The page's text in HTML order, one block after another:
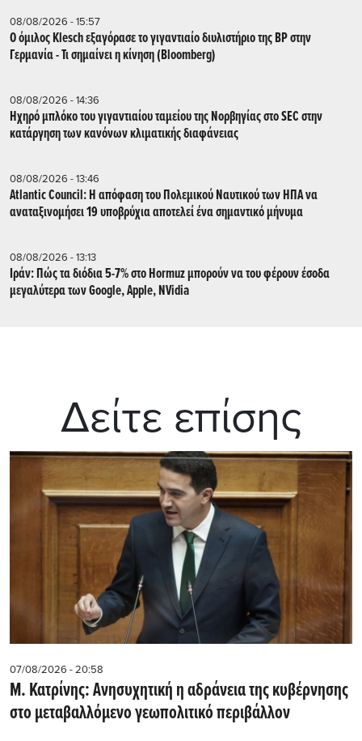
08/08/2026 - 15:57
Ο όμιλος Klesch εξαγόρασε το γιγαντιαίο διυλιστήριο της BP στην
Γερμανία - Τι σημαίνει η κίνηση (Βloomberg)
08/08/2026 - 14:36
Ηχηρό μπλόκο του γιγαντιαίου ταμείου της Νορβηγίας στο SEC στην
κατάργηση των κανόνων κλιματικής διαφάνειας
08/08/2026 - 13:46
Atlantic Council: Η απόφαση του Πολεμικού Ναυτικού των ΗΠΑ να
αναταξινομήσει 19 υποβρύχια αποτελεί ένα σημαντικό μήνυμα
08/08/2026 - 13:13
Ιράν: Πώς τα διόδια 5-7% στο Hormuz μπορούν να του φέρουν έσοδα
μεγαλύτερα των Google, Apple, NVidia
Δείτε επίσης
07/08/2026 - 20:58
Μ. Κατρίνης: Ανησυχητική η αδράνεια της κυβέρνησης
στο μεταβαλλόμενο γεωπολιτικό περιβάλλον